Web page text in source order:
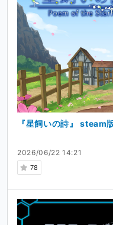
2026/06/22 14:21
78
『星飼いの詩』 steam